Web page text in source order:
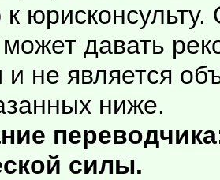
давать
и не является
ниже.
силы.